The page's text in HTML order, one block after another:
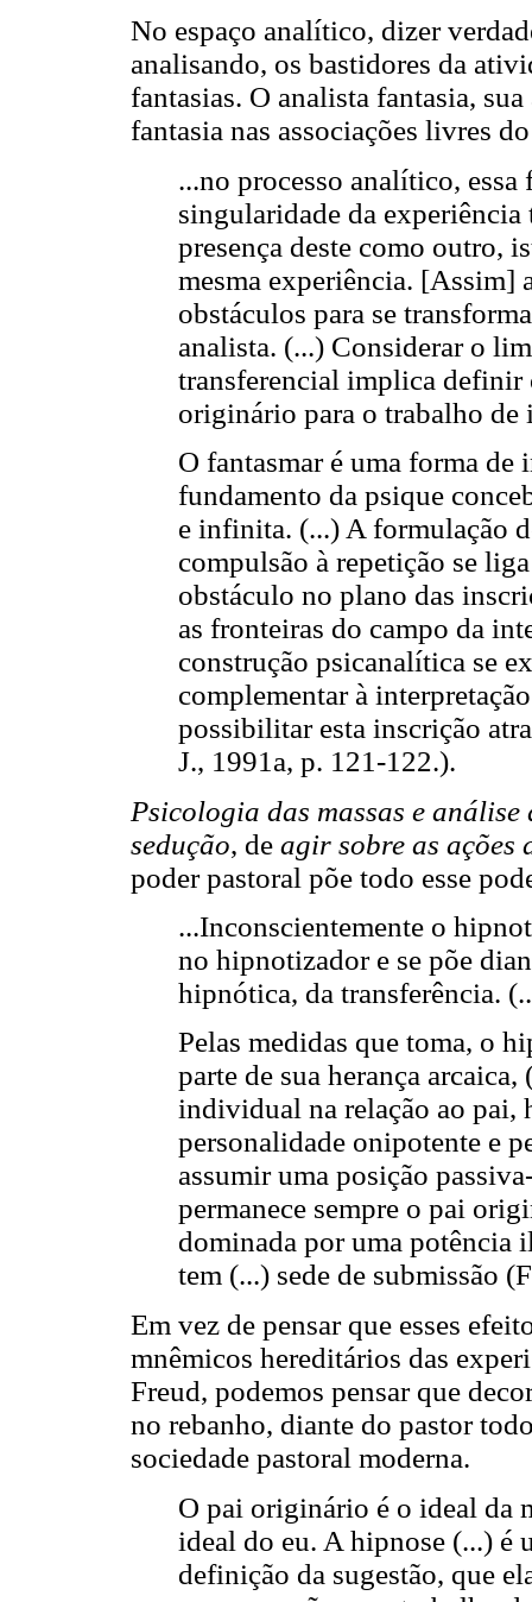
No espaço analítico, dizer
analisando, os bastidores da
fantasias. O analista fantasia,
fantasia nas associações livres
...no processo analítico,
singularidade da
presença deste como outro,
mesma experiência. [Assim]
obstáculos para se
analista. (...) Considerar o
transferencial implica definir
originário para o trabalho de
O fantasmar é uma forma de
fundamento da psique
e infinita. (...) A formulação
compulsão à repetição se
obstáculo no plano das
as fronteiras do campo da
construção psicanalítica se
complementar à
possibilitar esta inscrição
J., 1991a, p. 121-122.).
Psicologia das massas e
sedução, de agir sobre as ações
poder pastoral põe todo esse
...Inconscientemente o
no hipnotizador e se põe
hipnótica, da transferência.
Pelas medidas que toma, o
parte de sua herança
individual na relação ao pai,
personalidade onipotente e
assumir uma posição
permanece sempre o pai
dominada por uma potência
tem (...) sede de submissão
Em vez de pensar que esses
mnêmicos hereditários das
Freud, podemos pensar que
no rebanho, diante do pastor
sociedade pastoral moderna.
O pai originário é o ideal da
ideal do eu. A hipnose (...) é
definição da sugestão, que